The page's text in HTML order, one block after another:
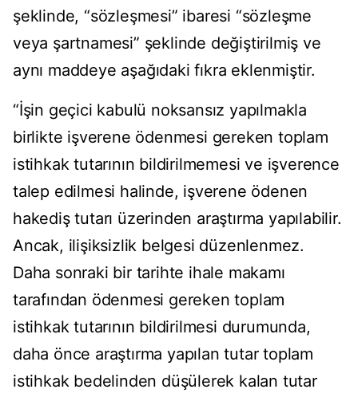
şeklinde, “sözleşmesi” ibaresi “sözleşme
veya şartnamesi” şeklinde değiştirilmiş ve
aynı maddeye aşağıdaki fıkra eklenmiştir.
“İşin geçici kabulü noksansız yapılmakla
birlikte işverene ödenmesi gereken toplam
istihkak tutarının bildirilmemesi ve işverence
talep edilmesi halinde, işverene ödenen
hakediş tutarı üzerinden araştırma yapılabilir.
Ancak, ilişiksizlik belgesi düzenlenmez.
Daha sonraki bir tarihte ihale makamı
tarafından ödenmesi gereken toplam
istihkak tutarının bildirilmesi durumunda,
daha önce araştırma yapılan tutar toplam
istihkak bedelinden düşülerek kalan tutar